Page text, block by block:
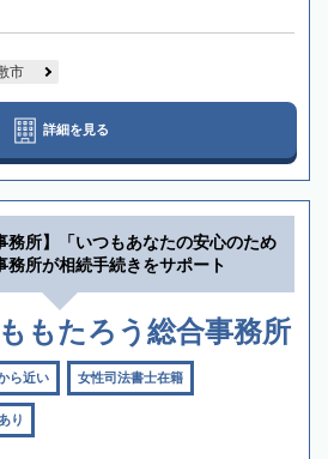
市
詳細を見る
務所】「いつもあなたの安心のため
務所が相続手続きをサポート
もたろう総合事務所
ら近い 女性司法書士在籍
り